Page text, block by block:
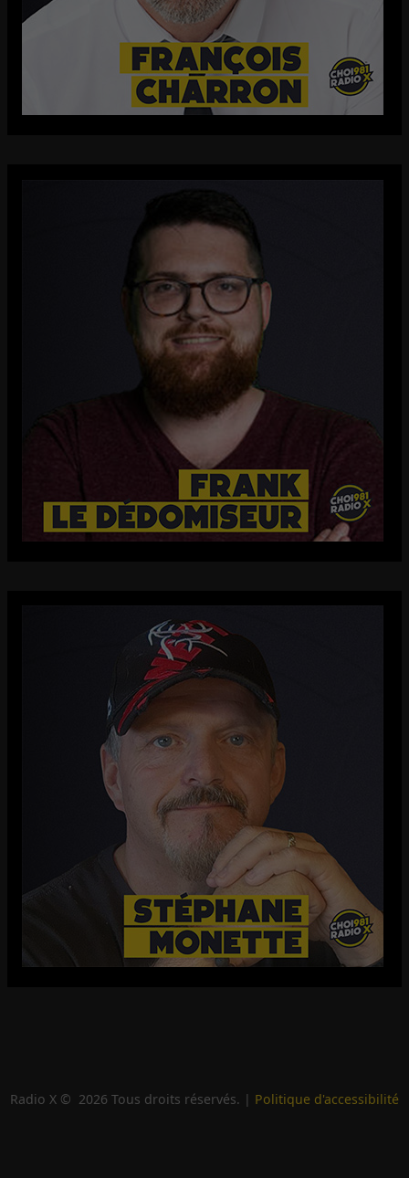
Radio X © 2026 Tous droits réservés. | Politique d'accessibilité